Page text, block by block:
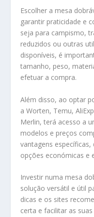
Escolher a mesa
garantir praticidade e
seja para campismo,
reduzidos ou outras
disponíveis, é
tamanho, peso,
efetuar a compra.
Além disso, ao optar
a Worten, Temu,
Merlin, terá acesso a
modelos e preços
vantagens
opções económicas e
Investir numa mesa
solução versátil e útil
dicas e os sites
certa e facilitar as